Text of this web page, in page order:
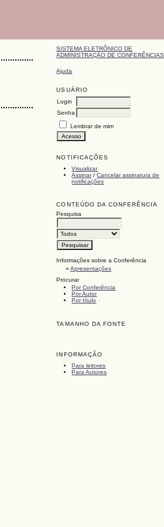
SISTEMA ELETRÔNICO DE
ADMINISTRAÇÃO DE CONFERÊNCIAS
Ajuda
USUÁRIO
Login
Senha
Lembrar de mim
NOTIFICAÇÕES
Visualizar
Assinar/Cancelar assinatura de
notificações
CONTEÚDO DA CONFERÊNCIA
Pesquisa
Informações sobre a Conferência
»Apresentações
Procurar
Por Conferência
Por Autor
Por título
TAMANHO DA FONTE
INFORMAÇÃO
Para leitores
Para Autores